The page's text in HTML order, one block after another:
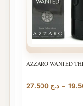
AZZARO WANTED
– د.ج